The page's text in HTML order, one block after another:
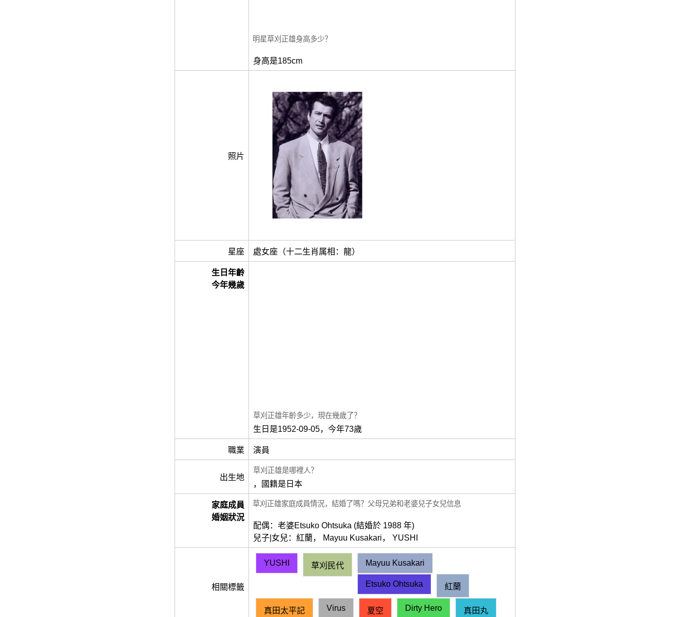
明星草刈正雄身高多少？
身高是185cm
照片
星座 處女座（十二生肖属相：龍）
生日年齡
今年幾歲
草刈正雄年齡多少，現在幾歲了？
生日是1952-09-05，今年73歲
職業 演員
出生地
草刈正雄是哪裡人？
，國籍是日本
家庭成員
婚姻狀況
草刈正雄家庭成員情況，結婚了嗎？父母兄弟和老婆兒子女兒信息
配偶：老婆Etsuko Ohtsuka (結婚於 1988 年)
兒子|女兒：紅蘭， Mayuu Kusakari， YUSHI
相關標籤
YUSHI 草刈民代 Mayuu Kusakari
Etsuko Ohtsuka 紅蘭
真田太平記 Virus 夏空 Dirty Hero 真田丸